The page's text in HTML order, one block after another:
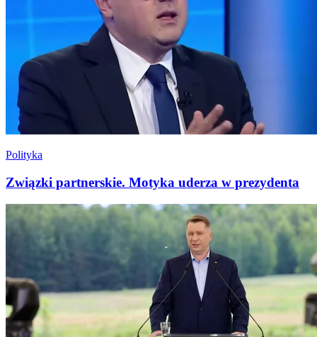
Polityka
Związki partnerskie. Motyka uderza w prezydenta